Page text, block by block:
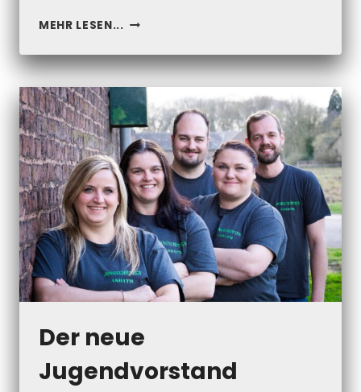
MEHR LESEN... UND
2025
IST…
Der neue
Jugendvorstand